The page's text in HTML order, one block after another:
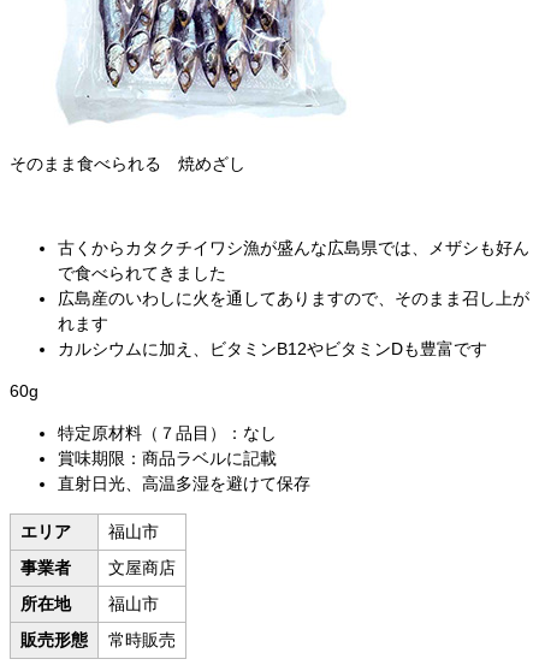
そのまま食べられる 焼めざし
古くからカタクチイワシ漁が盛んな広島県では、メザシも好ん
で食べられてきました
広島産のいわしに火を通してありますので、そのまま召し上が
れます
カルシウムに加え、ビタミンB12やビタミンDも豊富です
60g
特定原材料（７品目）：なし
賞味期限：商品ラベルに記載
直射日光、高温多湿を避けて保存
エリア
福山市
事業者
文屋商店
所在地
福山市
販売形態
常時販売